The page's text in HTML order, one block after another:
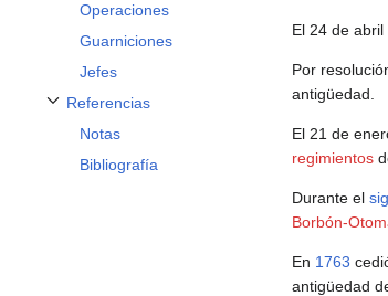
Operaciones
Guarniciones
Jefes
Referencias
Alternar subsección Referencias
Notas
Bibliografía
El 24 de abril
Por
antigüedad.
El 21 de
regimientos
Durante el
Borbón-
En 1763
antigüedad